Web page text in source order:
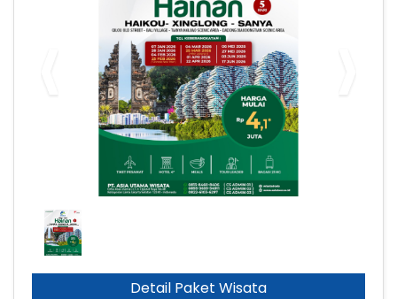
Hainan 2026
Detail Paket Wisata